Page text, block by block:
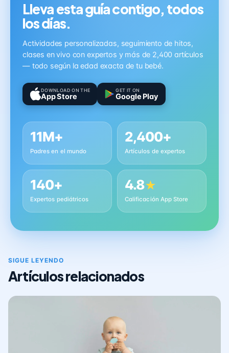
Lleva esta guía contigo, todos
los días.
Actividades personalizadas, seguimiento de hitos,
clases en vivo con expertos y más de 2,400 artículos
— todo según la edad exacta de tu bebé.
DOWNLOAD ON THE
App Store
GET IT ON
Google Play
11M+
Padres en el mundo
2,400+
Artículos de expertos
140+
Expertos pediátricos
4.8★
Calificación App Store
SIGUE LEYENDO
Artículos relacionados